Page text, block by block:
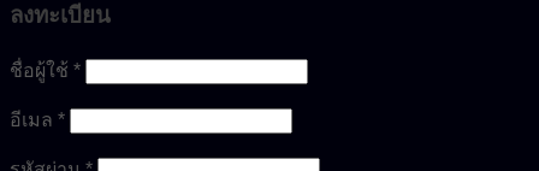
ลงทะเบียน
ชื่อผู้ใช้ *
อีเมล *